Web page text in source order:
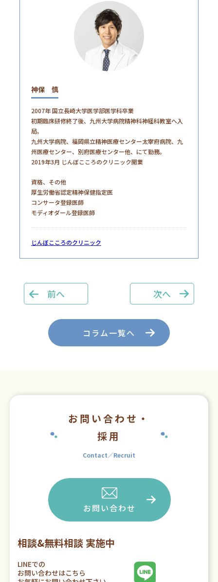
神保 慎
2007年 国立長崎大学医学部医学科卒業
初期臨床研修終了後、九州大学病院精神科神経科教室へ入
局。
九州大学病院、福岡県立精神医療センター太宰府病院、九
州医療センター、別府医療センター他、にて勤務。
2019年3月 じんぼこころのクリニック開業
資格、その他
厚生労働省認定精神保健指定医
コンサータ登録医師
モディオダール登録医師
じんぼこころのクリニック
前へ 次へ
コラム一覧へ
お問い合わせ・
採用
Contact／Recruit
お問い合わせ
相談&無料相談 実施中
LINEでの
お問い合わせはこちら